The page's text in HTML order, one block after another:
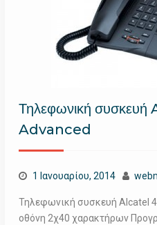
Τηλεφωνική
Advanced
1 Ιανουαρίου, 2014
Τηλεφωνική συσκευή Alcatel
οθόνη 2χ40 χαρακτήρων